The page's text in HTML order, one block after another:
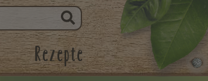
Rezepte